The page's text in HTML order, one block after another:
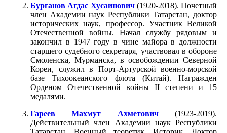
Бурганов Агдас Хусаинович (1920-2018). Почетный
член Академии наук Республики Татарстан, доктор
исторических наук, профессор. Участник Великой
Отечественной войны. Начал службу рядовым и
закончил в 1947 году в чине майора в должности
старшего судебного секретаря, участвовал в обороне
Смоленска, Мурманска, в освобождении Северной
Кореи, служил в Порт-Артурской военно-морской
базе Тихоокеанского флота (Китай). Награжден
Орденом Отечественной войны II степени и 15
медалями.
Гареев Махмут Ахметович(1923-2019).
Действительный член Академии наук Республики